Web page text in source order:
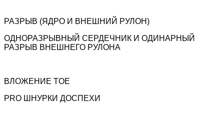
РАЗРЫВ (ЯДРО И ВНЕШНИЙ РУЛОН)
ОДНОРАЗРЫВНЫЙ СЕРДЕЧНИК И ОДИНАРНЫЙ
РАЗРЫВ ВНЕШНЕГО РУЛОНА
ВЛОЖЕНИЕ TOE
PRO ШНУРКИ ДОСПЕХИ